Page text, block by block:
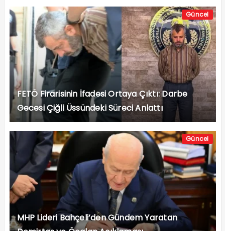
Güncel
FETÖ Firarisinin İfadesi Ortaya Çıktı: Darbe
Gecesi Çiğli Üssündeki Süreci Anlattı
Güncel
MHP Lideri Bahçeli’den Gündem Yaratan